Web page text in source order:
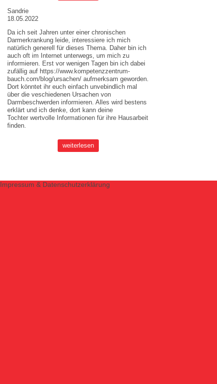
Sandrie
18.05.2022
Da ich seit Jahren unter einer chronischen
Darmerkrankung leide, interessiere ich mich
natürlich generell für dieses Thema. Daher bin ich
auch oft im Internet unterwegs, um mich zu
informieren. Erst vor wenigen Tagen bin ich dabei
zufällig auf https://www.kompetenzzentrum-
bauch.com/blog/ursachen/ aufmerksam geworden.
Dort könntet ihr euch einfach unvebindlich mal
über die veschiedenen Ursachen von
Darmbeschwerden informieren. Alles wird bestens
erklärt und ich denke, dort kann deine
Tochter wertvolle Informationen für ihre Hausarbeit
finden.
weiterlesen
Impressum & Datenschutzerklärung